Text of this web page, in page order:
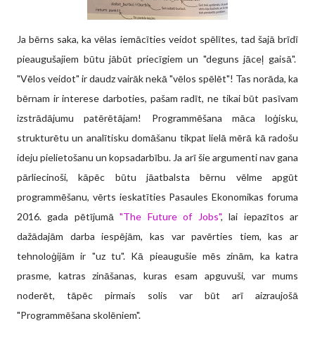
Ja bērns saka, ka vēlas iemācīties veidot spēlītes, tad šajā brīdī
pieaugušajiem būtu jābūt priecīgiem un "deguns jāceļ gaisā".
"Vēlos veidot" ir daudz vairāk nekā "vēlos spēlēt"! Tas norāda, ka
bērnam ir interese darboties, pašam radīt, ne tikai būt pasīvam
izstrādājumu patērētājam! Programmēšana māca loģisku,
strukturētu un analītisku domāšanu tikpat lielā mērā kā radošu
ideju pielietošanu un kopsadarbību. Ja arī šie argumenti nav gana
pārliecinoši, kāpēc būtu jāatbalsta bērnu vēlme apgūt
programmēšanu, vērts ieskatīties Pasaules Ekonomikas foruma
2016. gada pētījumā"The Future of Jobs", lai iepazītos ar
dažādajām darba iespējām, kas var pavērties tiem, kas ar
tehnoloģijām ir "uz tu". Kā pieaugušie mēs zinām, ka katra
prasme, katras zināšanas, kuras esam apguvuši, var mums
noderēt, tāpēc pirmais solis var būt arī aizraujošā
"Programmēšana skolēniem".